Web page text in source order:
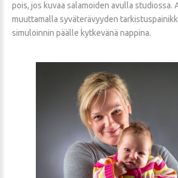
pois, jos kuvaa salamoiden avulla studiossa.
muuttamalla syväterävyyden
simuloinnin päälle kytkevänä nappina.